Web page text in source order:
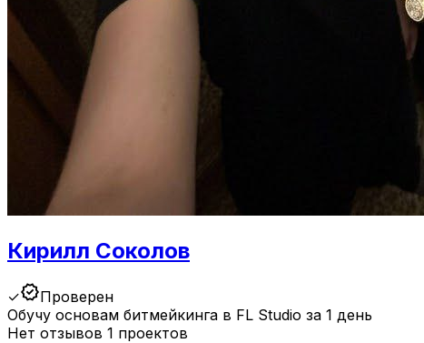
Кирилл Соколов
✓verifiedПроверен
Обучу основам битмейкинга в FL Studio за 1 день
Нет отзывов 1 проектов